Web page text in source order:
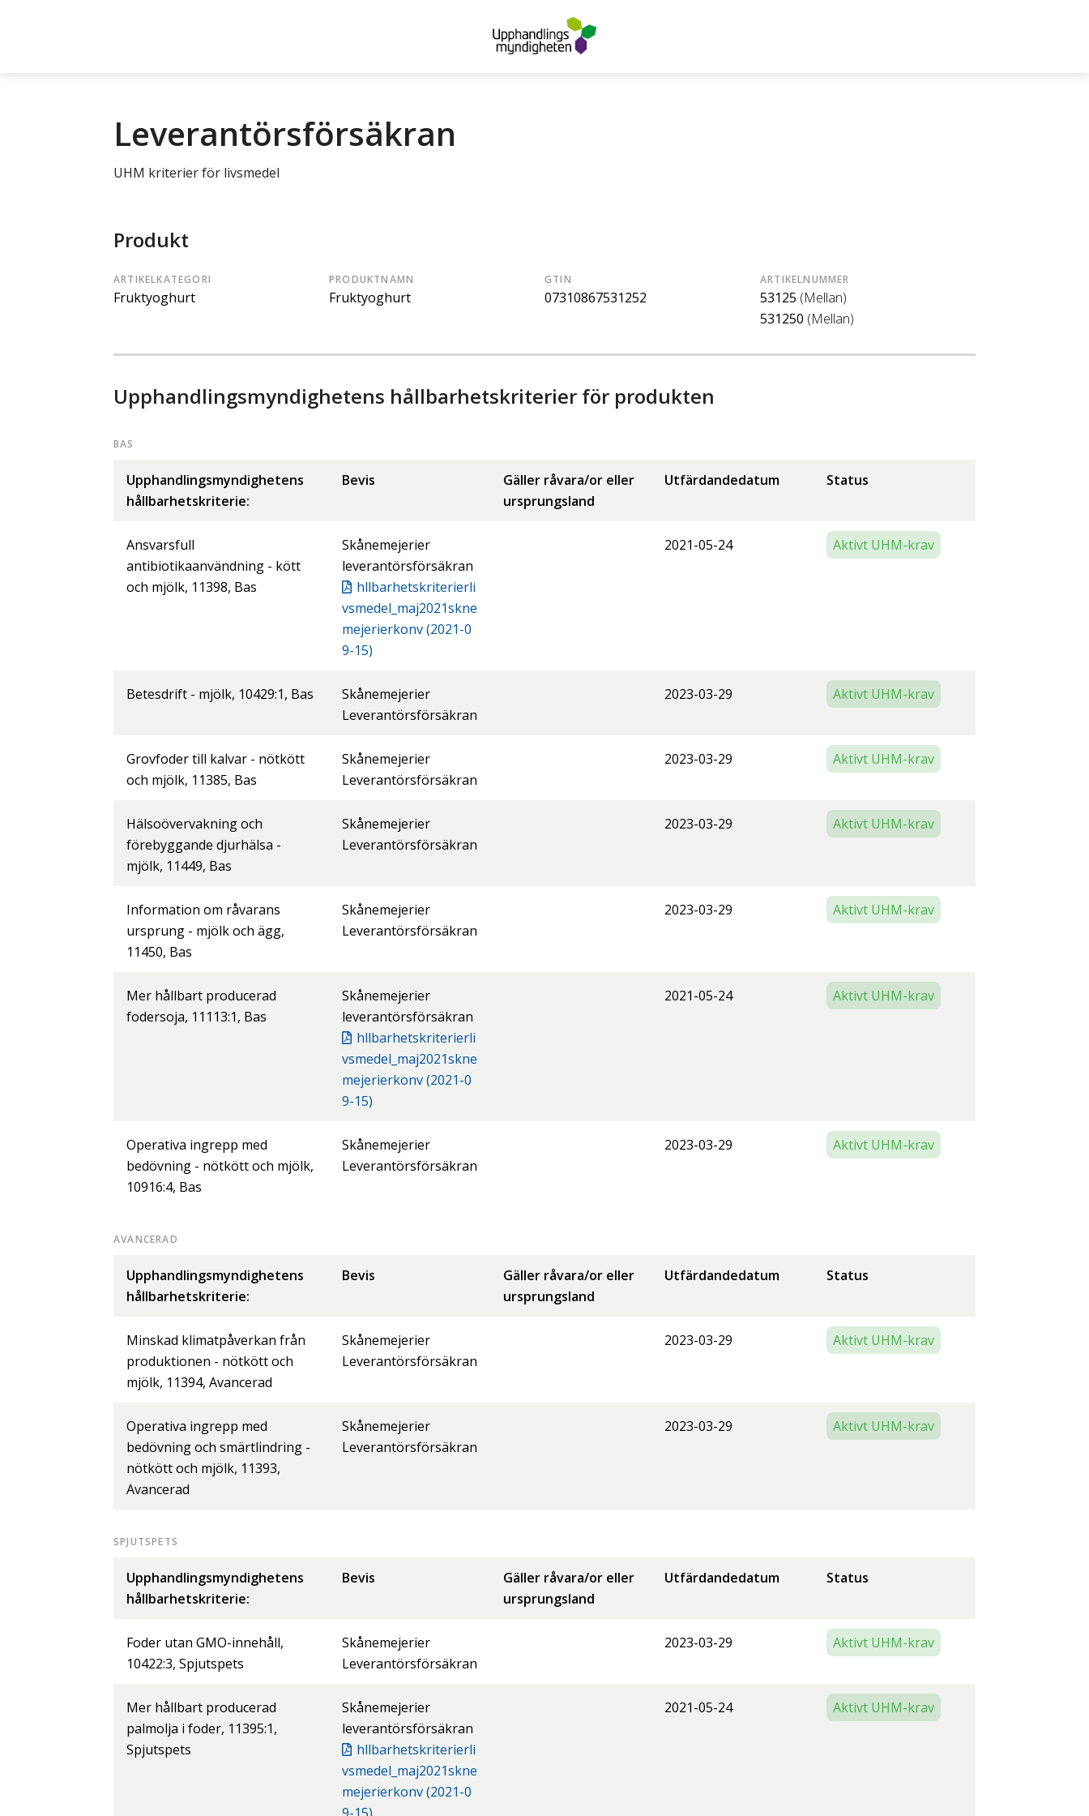
Leverantörsförsäkran
UHM kriterier för livsmedel
Produkt
ARTIKELKATEGORI
Fruktyoghurt
PRODUKTNAMN
Fruktyoghurt
GTIN
07310867531252
ARTIKELNUMMER
53125 (Mellan)
531250 (Mellan)
Upphandlingsmyndighetens hållbarhetskriterier för produkten
BAS
Upphandlingsmyndighetens
hållbarhetskriterie:
Bevis
Gäller råvara/or eller
ursprungsland
Utfärdandedatum Status
Ansvarsfull
antibiotikaanvändning - kött
och mjölk, 11398, Bas
Skånemejerier
leverantörsförsäkran
hllbarhetskriterierli
vsmedel_maj2021skne
mejerierkonv (2021-0
9-15)
2021-05-24 Aktivt UHM-krav
Betesdrift - mjölk, 10429:1, Bas
Skånemejerier
Leverantörsförsäkran
2023-03-29 Aktivt UHM-krav
Grovfoder till kalvar - nötkött
och mjölk, 11385, Bas
Skånemejerier
Leverantörsförsäkran
2023-03-29 Aktivt UHM-krav
Hälsoövervakning och
förebyggande djurhälsa -
mjölk, 11449, Bas
Skånemejerier
Leverantörsförsäkran
2023-03-29 Aktivt UHM-krav
Information om råvarans
ursprung - mjölk och ägg,
11450, Bas
Skånemejerier
Leverantörsförsäkran
2023-03-29 Aktivt UHM-krav
Mer hållbart producerad
fodersoja, 11113:1, Bas
Skånemejerier
leverantörsförsäkran
hllbarhetskriterierli
vsmedel_maj2021skne
mejerierkonv (2021-0
9-15)
2021-05-24 Aktivt UHM-krav
Operativa ingrepp med
bedövning - nötkött och mjölk,
10916:4, Bas
Skånemejerier
Leverantörsförsäkran
2023-03-29 Aktivt UHM-krav
AVANCERAD
Upphandlingsmyndighetens
hållbarhetskriterie:
Bevis
Gäller råvara/or eller
ursprungsland
Utfärdandedatum Status
Minskad klimatpåverkan från
produktionen - nötkött och
mjölk, 11394, Avancerad
Skånemejerier
Leverantörsförsäkran
2023-03-29 Aktivt UHM-krav
Operativa ingrepp med
bedövning och smärtlindring -
nötkött och mjölk, 11393,
Avancerad
Skånemejerier
Leverantörsförsäkran
2023-03-29 Aktivt UHM-krav
SPJUTSPETS
Upphandlingsmyndighetens
hållbarhetskriterie:
Bevis
Gäller råvara/or eller
ursprungsland
Utfärdandedatum Status
Foder utan GMO-innehåll,
10422:3, Spjutspets
Skånemejerier
Leverantörsförsäkran
2023-03-29 Aktivt UHM-krav
Mer hållbart producerad
palmolja i foder, 11395:1,
Spjutspets
Skånemejerier
leverantörsförsäkran
hllbarhetskriterierli
vsmedel_maj2021skne
mejerierkonv (2021-0
2021-05-24 Aktivt UHM-krav